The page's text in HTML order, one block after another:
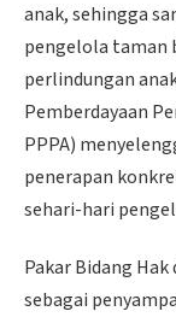
anak, sehingga
pengelola taman
perlindungan
Pemberdayaan
PPPA)
penerapan
sehari-hari
Pakar Bidang
sebagai